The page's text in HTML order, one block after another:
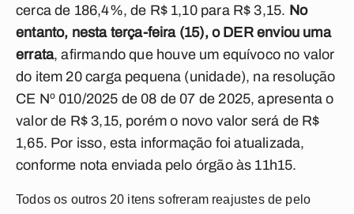
cerca de 186,4%, de R$ 1,10 para R$ 3,15. No
entanto, nesta terça-feira (15), o DER enviou uma
errata, afirmando que houve um equívoco no valor
do item 20 carga pequena (unidade), na resolução
CE Nº 010/2025 de 08 de 07 de 2025, apresenta o
valor de R$ 3,15, porém o novo valor será de R$
1,65. Por isso, esta informação foi atualizada,
conforme nota enviada pelo órgão às 11h15.
Todos os outros 20 itens sofreram reajustes de pelo